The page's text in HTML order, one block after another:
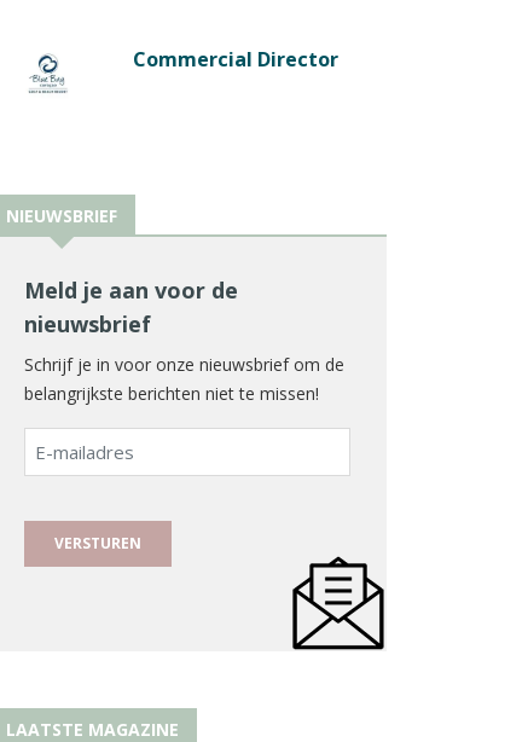
Commercial Director
NIEUWSBRIEF
Meld je aan voor de
nieuwsbrief
Schrijf je in voor onze nieuwsbrief om de
belangrijkste berichten niet te missen!
E-
mailadres
LAATSTE MAGAZINE